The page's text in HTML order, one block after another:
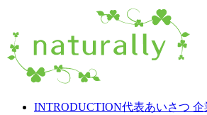
INTRODUCTION代表あいさつ 企